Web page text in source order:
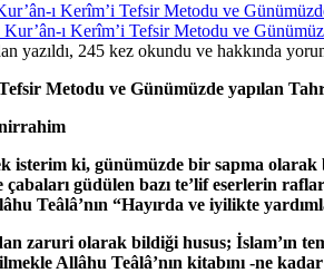
ı Kerîm’i Tefsir Metodu ve
Kur’ân-ı Kerîm’i Tefsir Metodu ve
yazıldı, 245 kez okundu ve hakkında
Metodu ve Günümüzde yapılan
isterim ki, günümüzde bir sapma olarak
güdülen bazı te’lif eserlerin
Teâlâ’nın “Hayırda ve iyilikte
zaruri olarak bildiği husus; İslam’ın
Allâhu Teâlâ’nın kitabını -ne